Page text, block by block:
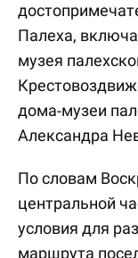
Палеха,
музея
дома-музеи
Александра
По словам
центральной
условия для
маршрута